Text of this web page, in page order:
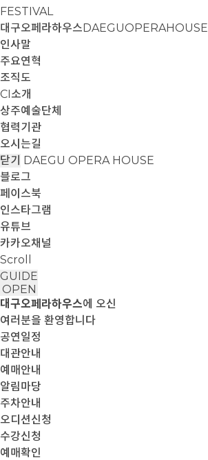
FESTIVAL
대구오페라하우스DAEGUOPERAHOUSE
인사말
주요연혁
조직도
CI소개
상주예술단체
협력기관
오시는길
닫기 DAEGU OPERA HOUSE
블로그
페이스북
인스타그램
유튜브
카카오채널
Scroll
GUIDE
OPEN
대구오페라하우스에 오신
여러분을 환영합니다
공연일정
대관안내
예매안내
알림마당
주차안내
오디션신청
수강신청
예매확인